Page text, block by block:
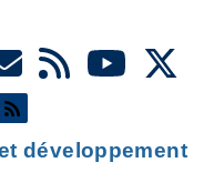
développement